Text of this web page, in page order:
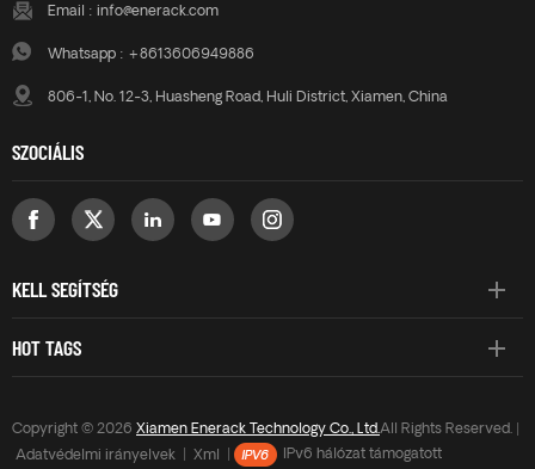
Email : info@enerack.com
Whatsapp : +8613606949886
806-1, No. 12-3, Huasheng Road, Huli District, Xiamen, China
SZOCIÁLIS
KELL SEGÍTSÉG
HOT TAGS
Copyright © 2026 Xiamen Enerack Technology Co., Ltd.All Rights Reserved. |
Adatvédelmi irányelvek
Xml IPv6 hálózat támogatott